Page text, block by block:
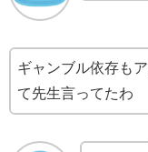
ギャンブル依存も
て先生言ってたわ